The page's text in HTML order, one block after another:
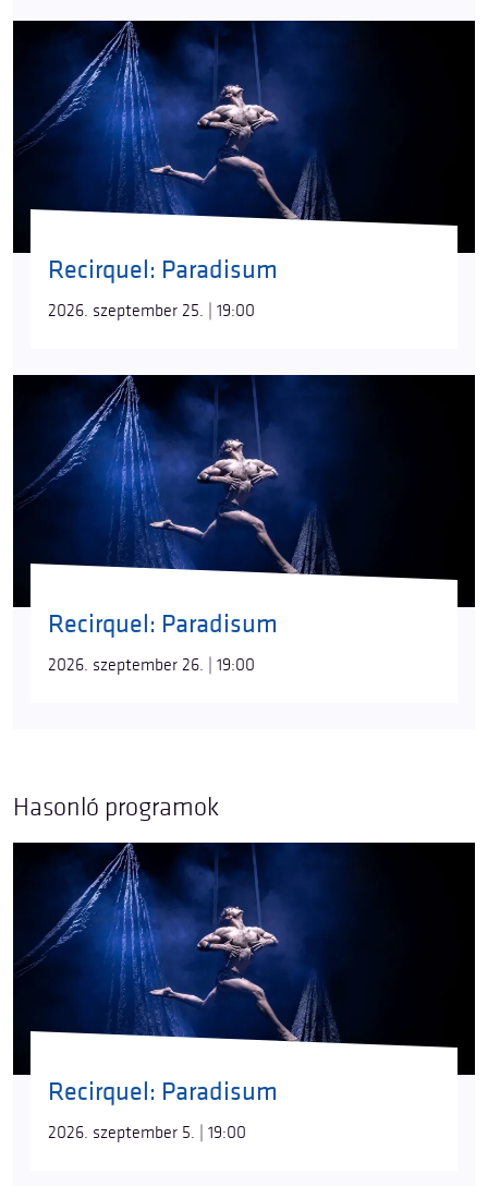
Recirquel: Paradisum
2026. szeptember 25. | 19:00
Recirquel: Paradisum
2026. szeptember 26. | 19:00
Hasonló programok
Recirquel: Paradisum
2026. szeptember 5. | 19:00